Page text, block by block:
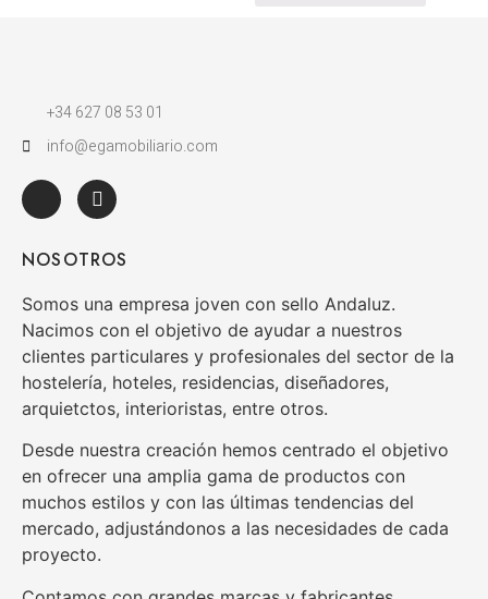
+34 627 08 53 01
info@egamobiliario.com
NOSOTROS
Somos una empresa joven con sello Andaluz.
Nacimos con el objetivo de ayudar a nuestros
clientes particulares y profesionales del sector de la
hostelería, hoteles, residencias, diseñadores,
arquietctos, interioristas, entre otros.
Desde nuestra creación hemos centrado el objetivo
en ofrecer una amplia gama de productos con
muchos estilos y con las últimas tendencias del
mercado, adjustándonos a las necesidades de cada
proyecto.